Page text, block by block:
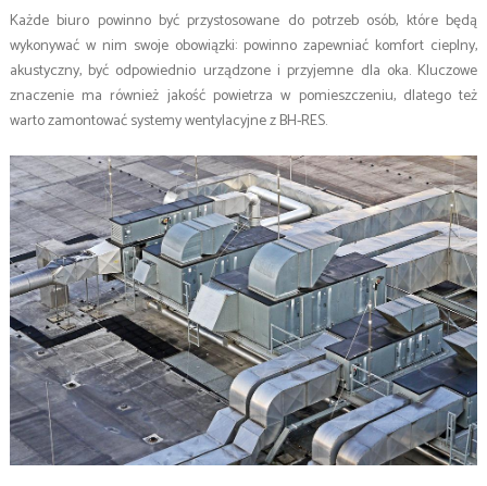
Każde biuro powinno być przystosowane do potrzeb osób, które będą
wykonywać w nim swoje obowiązki: powinno zapewniać komfort cieplny,
akustyczny, być odpowiednio urządzone i przyjemne dla oka. Kluczowe
znaczenie ma również jakość powietrza w pomieszczeniu, dlatego też
warto zamontować systemy wentylacyjne z BH-RES.